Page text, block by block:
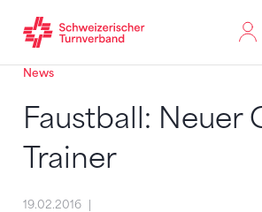
Zum Inhalt springen
Zur Sitemap navigieren
Zum Navigieren dieser Seite wird
News
Faustball: Neuer
Trainer
19.02.2016